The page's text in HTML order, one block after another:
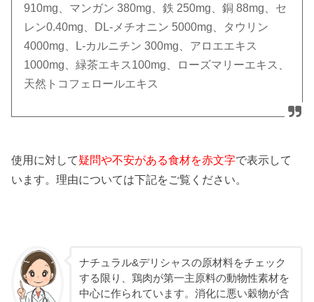
910mg、マンガン 380mg、鉄 250mg、銅 88mg、セ
レン0.40mg、DL-メチオニン 5000mg、タウリン
4000mg、L-カルニチン 300mg、アロエエキス
1000mg、緑茶エキス100mg、ローズマリーエキス、
天然トコフェロールエキス
使用に対して疑問や不安がある食材を赤文字で表示して
います。理由については下記をご覧ください。
ナチュラル&デリシャスの原材料をチェック
する限り、鶏肉が第一主原料の動物性素材を
中心に作られています。消化に悪い穀物が含